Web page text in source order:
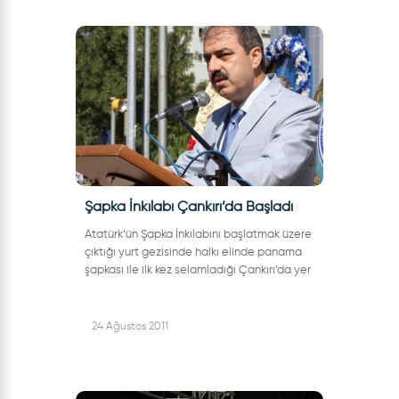
Şapka İnkılabı Çankırı’da Başladı
Atatürk’ün Şapka İnkılabını başlatmak üzere
çıktığı yurt gezisinde halkı elinde panama
şapkası ile ilk kez selamladığı Çankırı’da yer
24 Ağustos 2011